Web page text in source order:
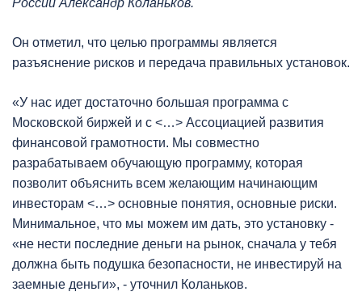
России Александр Коланьков.
Он отметил, что целью программы является
разъяснение рисков и передача правильных установок.
«У нас идет достаточно большая программа с
Московской биржей и с <…> Ассоциацией развития
финансовой грамотности. Мы совместно
разрабатываем обучающую программу, которая
позволит объяснить всем желающим начинающим
инвесторам <…> основные понятия, основные риски.
Минимальное, что мы можем им дать, это установку -
«не нести последние деньги на рынок, сначала у тебя
должна быть подушка безопасности, не инвестируй на
заемные деньги», - уточнил Коланьков.